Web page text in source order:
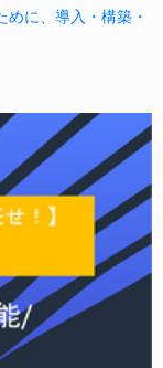
に、導入・構築・